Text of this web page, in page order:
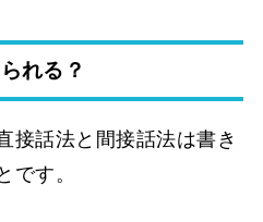
れる？
接話法と間接話法は書き
です。